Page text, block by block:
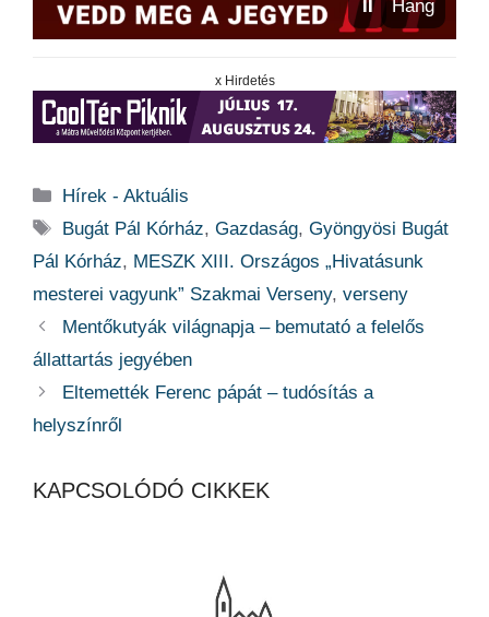
⏸ Hang
x Hirdetés
Kategória
Hírek - Aktuális
Címkék
Bugát Pál Kórház,Gazdaság,Gyöngyösi Bugát
Pál Kórház, MESZK XIII. Országos „Hivatásunk
mesterei vagyunk” Szakmai Verseny, verseny
Mentőkutyák világnapja – bemutató a felelős
állattartás jegyében
Eltemették Ferenc pápát – tudósítás a
helyszínről
KAPCSOLÓDÓ CIKKEK